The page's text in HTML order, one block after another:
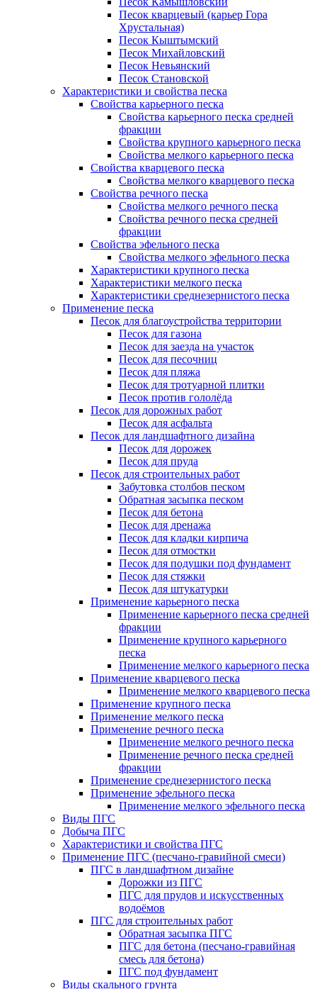
Песок кварцевый (карьер Гора
Хрустальная)
Песок Кыштымский
Песок Михайловский
Песок Невьянский
Песок Становской
Характеристики и свойства песка
Свойства карьерного песка
Свойства карьерного песка средней
фракции
Свойства крупного карьерного песка
Свойства мелкого карьерного песка
Свойства кварцевого песка
Свойства мелкого кварцевого песка
Свойства речного песка
Свойства мелкого речного песка
Свойства речного песка средней
фракции
Свойства эфельного песка
Свойства мелкого эфельного песка
Характеристики крупного песка
Характеристики мелкого песка
Характеристики среднезернистого песка
Применение песка
Песок для благоустройства территории
Песок для газона
Песок для заезда на участок
Песок для песочниц
Песок для пляжа
Песок для тротуарной плитки
Песок против гололёда
Песок для дорожных работ
Песок для асфальта
Песок для ландшафтного дизайна
Песок для дорожек
Песок для пруда
Песок для строительных работ
Забутовка столбов песком
Обратная засыпка песком
Песок для бетона
Песок для дренажа
Песок для кладки кирпича
Песок для отмостки
Песок для подушки под фундамент
Песок для стяжки
Песок для штукатурки
Применение карьерного песка
Применение карьерного песка средней
фракции
Применение крупного карьерного
песка
Применение мелкого карьерного песка
Применение кварцевого песка
Применение мелкого кварцевого песка
Применение крупного песка
Применение мелкого песка
Применение речного песка
Применение мелкого речного песка
Применение речного песка средней
фракции
Применение среднезернистого песка
Применение эфельного песка
Применение мелкого эфельного песка
Виды ПГС
Добыча ПГС
Характеристики и свойства ПГС
Применение ПГС (песчано-гравийной смеси)
ПГС в ландшафтном дизайне
Дорожки из ПГС
ПГС для прудов и искусственных
водоёмов
ПГС для строительных работ
Обратная засыпка ПГС
ПГС для бетона (песчано-гравийная
смесь для бетона)
ПГС под фундамент
Виды скального грунта